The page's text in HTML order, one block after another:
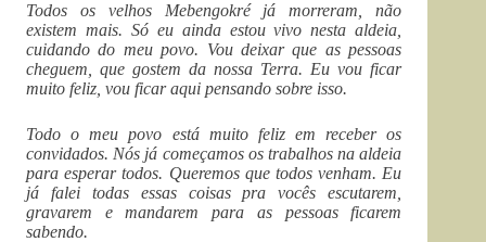
Todos os velhos Mebengokré já morreram, não
existem mais. Só eu ainda estou vivo nesta aldeia,
cuidando do meu povo. Vou deixar que as pessoas
cheguem, que gostem da nossa Terra. Eu vou ficar
muito feliz, vou ficar aqui pensando sobre isso.
Todo o meu povo está muito feliz em receber os
convidados. Nós já começamos os trabalhos na aldeia
para esperar todos. Queremos que todos venham. Eu
já falei todas essas coisas pra vocês escutarem,
gravarem e mandarem para as pessoas ficarem
sabendo.